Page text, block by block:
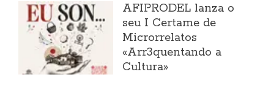
AFIPRODEL lanza o
seu I Certame de
Microrrelatos
«Arr3quentando a
Cultura»